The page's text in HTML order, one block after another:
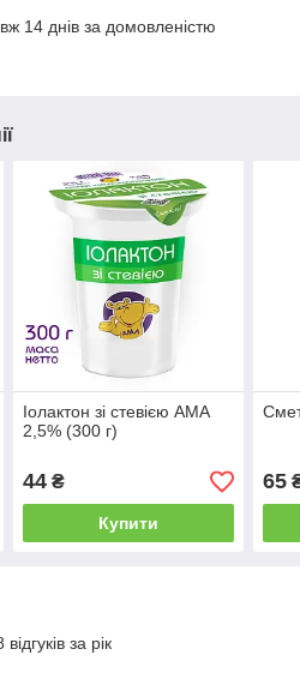
14 днів за домовленістю
Іолактон зі стевією АМА
2,5% (300 г)
44₴
Купити
65
за рік